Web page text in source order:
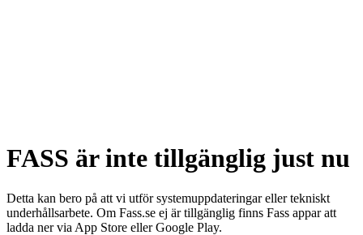
FASS är inte tillgänglig just nu
Detta kan bero på att vi utför systemuppdateringar eller tekniskt
underhållsarbete. Om Fass.se ej är tillgänglig finns Fass appar att
ladda ner via App Store eller Google Play.